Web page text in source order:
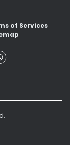
of Services